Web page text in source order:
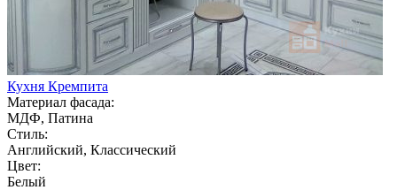
Кухня Кремпита
Материал фасада:
МДФ, Патина
Стиль:
Английский, Классический
Цвет:
Белый